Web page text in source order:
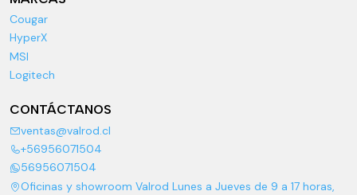
Cougar
HyperX
MSI
Logitech
CONTÁCTANOS
ventas@valrod.cl
+56956071504
56956071504
Oficinas y showroom Valrod Lunes a Jueves de 9 a 17 horas,